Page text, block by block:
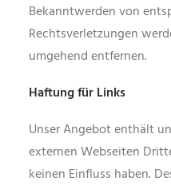
Bekanntwerden von
Rechtsverletzungen
umgehend entfernen.
Haftung für Links
Unser Angebot enthält
externen Webseiten
keinen Einfluss haben.